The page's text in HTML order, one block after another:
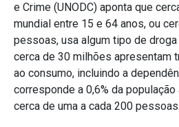
e Crime (UNODC) aponta que
mundial entre 15 e 64 anos, ou
pessoas, usa algum tipo de
cerca de 30 milhões apresentam
ao consumo, incluindo a
corresponde a 0,6% da
cerca de uma a cada 200 pessoas.